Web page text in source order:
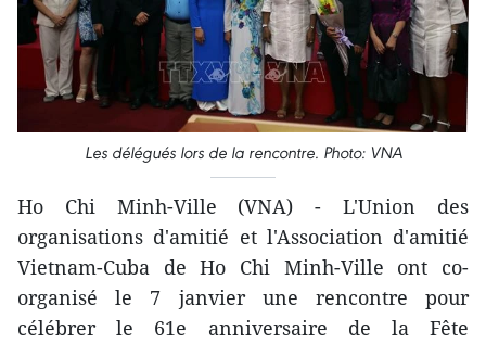
Les délégués lors de la rencontre. Photo: VNA
Ho Chi Minh-Ville (VNA) - L'Union des
organisations d'amitié et l'Association d'amitié
Vietnam-Cuba de Ho Chi Minh-Ville ont co-
organisé le 7 janvier une rencontre pour
célébrer le 61e anniversaire de la Fête